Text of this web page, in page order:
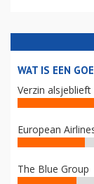
WAT IS EEN
Verzin
European
The Blue Group